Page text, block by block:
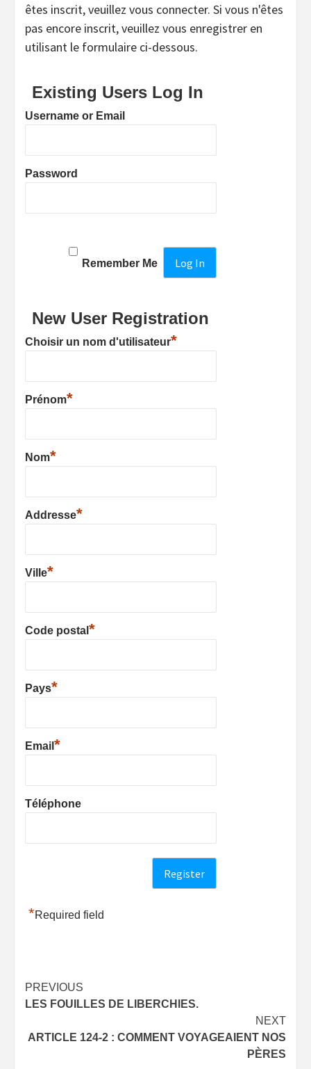
êtes inscrit, veuillez vous connecter. Si vous n'êtes
pas encore inscrit, veuillez vous enregistrer en
utilisant le formulaire ci-dessous.
Existing Users Log In
Username or Email
Password
Remember Me
New User Registration
Choisir un nom d'utilisateur*
Prénom*
Nom*
Addresse*
Ville*
Code postal *
Pays*
Email *
Téléphone
*Required field
Post
navigation
PREVIOUS
LES FOUILLES DE LIBERCHIES.
NEXT
ARTICLE 124-2 : COMMENT VOYAGEAIENT NOS
PÈRES